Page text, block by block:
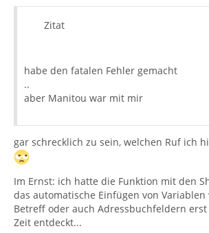
Zitat
habe den fatalen Fehler gemacht
..
aber Manitou war mit mir
gar schrecklich zu sein, welchen Ruf ich
Im Ernst: ich hatte die Funktion mit den
das automatische Einfügen von Variablen
Betreff oder auch Adressbuchfeldern
Zeit entdeckt...